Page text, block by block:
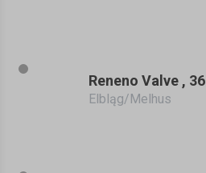
Reneno Valve , 36 l
Elbląg/Melhus